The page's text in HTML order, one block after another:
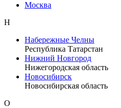
Москва
Н
Набережные Челны
Республика Татарстан
Нижний Новгород
Нижегородская область
Новосибирск
Новосибирская область
О